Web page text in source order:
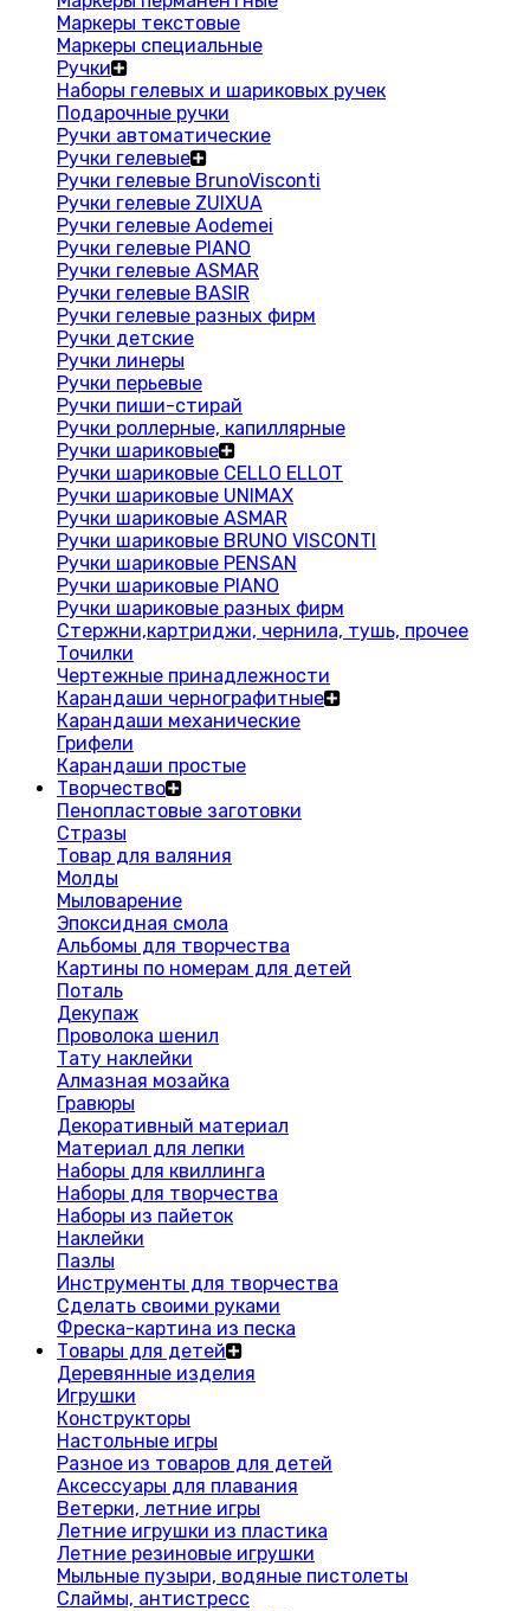
Маркеры текстовые
Маркеры специальные
Ручки
Наборы гелевых и шариковых ручек
Подарочные ручки
Ручки автоматические
Ручки гелевые
Ручки гелевые BrunoVisconti
Ручки гелевые ZUIXUA
Ручки гелевые Aodemei
Ручки гелевые PIANO
Ручки гелевые ASMAR
Ручки гелевые BASIR
Ручки гелевые разных фирм
Ручки детские
Ручки линеры
Ручки перьевые
Ручки пиши-стирай
Ручки роллерные, капиллярные
Ручки шариковые
Ручки шариковые CELLO ELLOT
Ручки шариковые UNIMAX
Ручки шариковые ASMAR
Ручки шариковые BRUNO VISCONTI
Ручки шариковые PENSAN
Ручки шариковые PIANO
Ручки шариковые разных фирм
Стержни,картриджи, чернила, тушь, прочее
Точилки
Чертежные принадлежности
Карандаши чернографитные
Карандаши механические
Грифели
Карандаши простые
Творчество
Пенопластовые заготовки
Стразы
Товар для валяния
Молды
Мыловарение
Эпоксидная смола
Альбомы для творчества
Картины по номерам для детей
Поталь
Декупаж
Проволока шенил
Тату наклейки
Алмазная мозайка
Гравюры
Декоративный материал
Материал для лепки
Наборы для квиллинга
Наборы для творчества
Наборы из пайеток
Наклейки
Пазлы
Инструменты для творчества
Сделать своими руками
Фреска-картина из песка
Товары для детей
Деревянные изделия
Игрушки
Конструкторы
Настольные игры
Разное из товаров для детей
Аксессуары для плавания
Ветерки, летние игры
Летние игрушки из пластика
Летние резиновые игрушки
Мыльные пузыри, водяные пистолеты
Слаймы, антистресс